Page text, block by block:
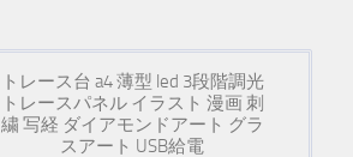
トレース台 a4 薄型 led 3段階調光
トレースパネル イラスト 漫画 刺
繍 写経 ダイアモンドアート グラ
スアート USB給電